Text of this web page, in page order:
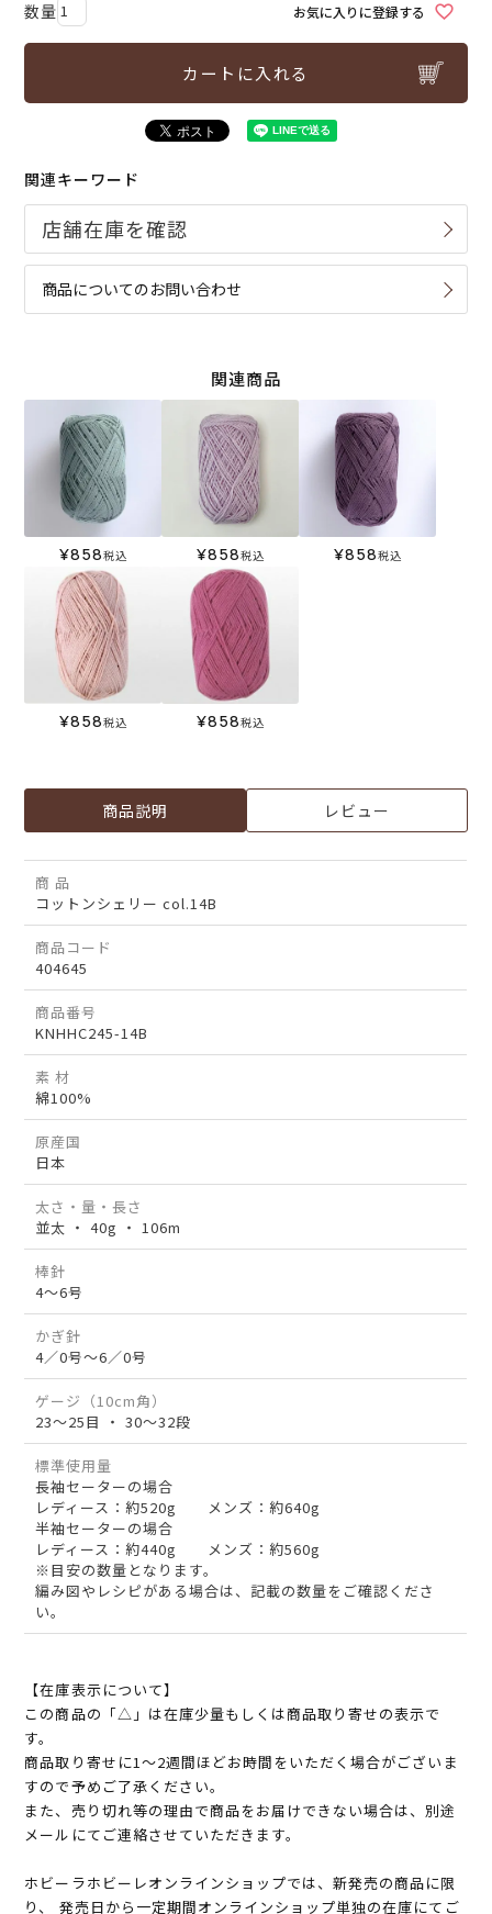
お気に入りに登録する
カートに入れる
関連キーワード
商品についてのお問い合わせ
関連商品
¥858税込 ¥858税込 ¥858税込
¥858税込 ¥858税込
商品説明 レビュー
商 品
コットンシェリー col.14B
商品コード
404645
商品番号
KNHHC245-14B
素 材
綿100%
原産国
日本
太さ・量・長さ
並太 ・ 40g ・ 106m
棒針
4～6号
かぎ針
4／0号～6／0号
ゲージ（10cm角）
23～25目 ・ 30～32段
標準使用量
長袖セーターの場合
レディース：約520g メンズ：約640g
半袖セーターの場合
レディース：約440g メンズ：約560g
※目安の数量となります。
編み図やレシピがある場合は、記載の数量をご確認くださ
い。
【在庫表示について】
この商品の「△」は在庫少量もしくは商品取り寄せの表示で
す。
商品取り寄せに1～2週間ほどお時間をいただく場合がございま
すので予めご了承ください。
また、売り切れ等の理由で商品をお届けできない場合は、別途
メールにてご連絡させていただきます。
ホビーラホビーレオンラインショップでは、新発売の商品に限
り、 発売日から一定期間オンラインショップ単独の在庫にてご